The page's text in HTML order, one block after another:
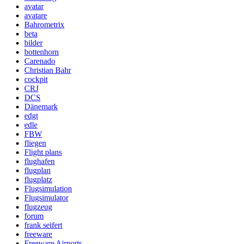
avatar
avatare
Bahrometrix
beta
bilder
bottenhorn
Carenado
Christian Bahr
cockpit
CRJ
DCS
Dänemark
edgt
edle
FBW
fliegen
Flight plans
flughafen
flugplan
flugplatz
Flugsimulation
Flugsimulator
flugzeug
forum
frank seifert
freeware